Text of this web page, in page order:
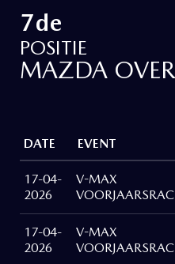
7de
POSITIE
MAZDA
DATE EVENT
17-04-
2026
V-MAX
17-04-
2026
V-MAX